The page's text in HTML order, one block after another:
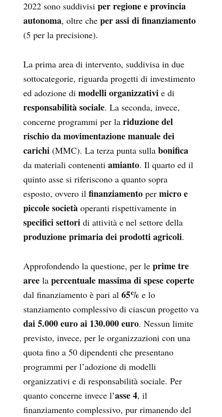
2022 sono suddivisi per regione e provincia
autonoma, oltre che per assi di finanziamento
(5 per la precisione).
La prima area di intervento, suddivisa in due
sottocategorie, riguarda progetti di investimento
ed adozione di modelli organizzativi e di
responsabilità sociale. La seconda, invece,
concerne programmi per la riduzione del
rischio da movimentazione manuale dei
carichi (MMC). La terza punta sulla bonifica
da materiali contenenti amianto. Il quarto ed il
quinto asse si riferiscono a quanto sopra
esposto, ovvero il finanziamento per micro e
piccole società operanti rispettivamente in
specifici settori di attività e nel settore della
produzione primaria dei prodotti agricoli.
Approfondendo la questione, per le prime tre
aree la percentuale massima di spese coperte
dal finanziamento è pari al 65% e lo
stanziamento complessivo di ciascun progetto va
dai5.000 euroai 130.000 euro. Nessun limite
previsto, invece, per le organizzazioni con una
quota fino a 50 dipendenti che presentano
programmi per l’adozione di modelli
organizzativi e di responsabilità sociale. Per
quanto concerne invece l’asse 4, il
finanziamento complessivo, pur rimanendo del